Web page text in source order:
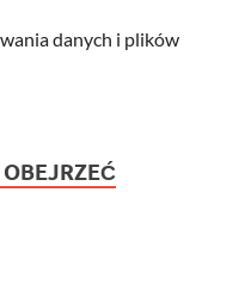
danych i plików